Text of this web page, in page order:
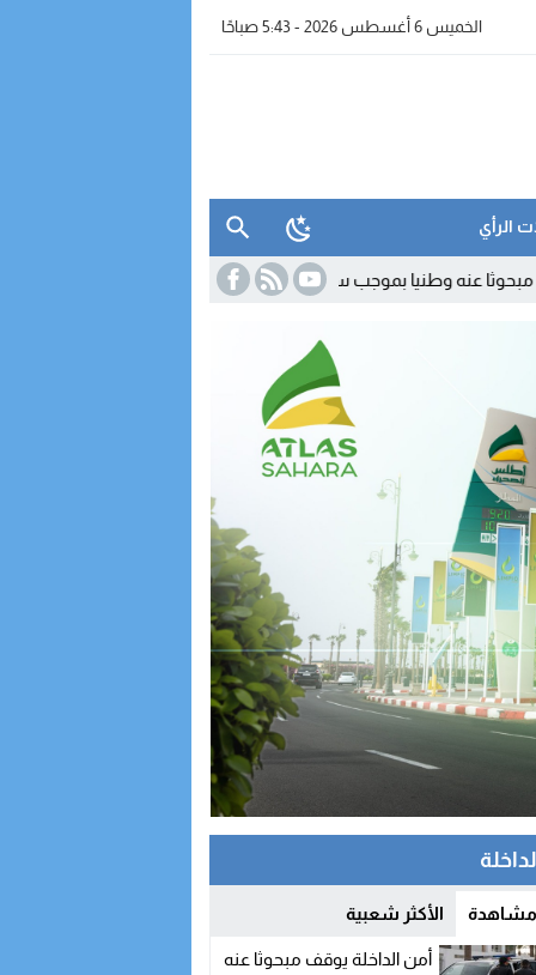
الخميس 6 أغسطس 2026 - 5:43 صباحًا
الرأي
سبع مذكرات بحث 16:42 الداخلة.. مواطن يفضح غياب صيدليات
مشاهدة الأكثر شعبية
أمن الداخلة يوقف مبحوثا عنه